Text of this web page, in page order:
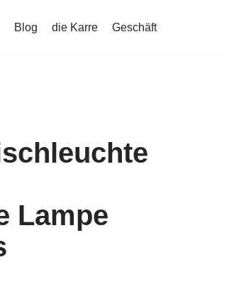
Blog die Karre Geschäft
Lampe